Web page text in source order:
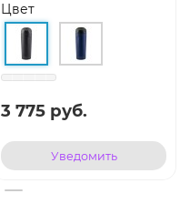
Цвет
3 775 руб.
Уведомить